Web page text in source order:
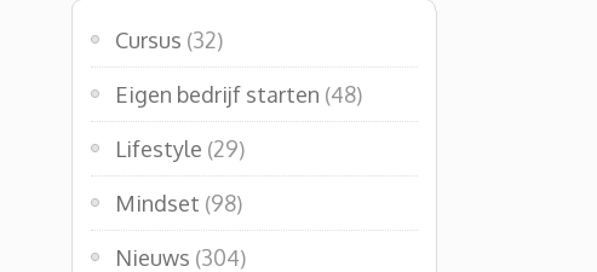
Cursus (32)
Eigen bedrijf starten (48)
Lifestyle (29)
Mindset (98)
Nieuws (304)